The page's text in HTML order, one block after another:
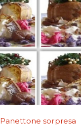
Panettone sorpresa